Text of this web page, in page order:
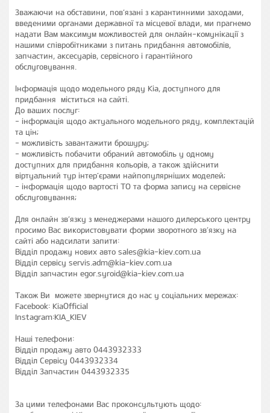
Зважаючи на обставини, пов’язані з карантинними заходами,
введеними органами державної та місцевої влади, ми прагнемо
надати Вам максимум можливостей для онлайн-комунікації з
нашими співробітниками з питань придбання автомобілів,
запчастин, аксесуарів, сервісного і гарантійного
обслуговування.
Інформація щодо модельного ряду Kia, доступного для
придбання міститься на сайті.
До ваших послуг:
- інформація щодо актуального модельного ряду, комплектацій
та цін;
- можливість завантажити брошуру;
- можливість побачити обраний автомобіль у одному
доступних для придбання кольорів, а також здійснити
віртуальний тур інтер’єрами найпопулярніших моделей;
- інформація щодо вартості ТО та форма запису на сервісне
обслуговування;
Для онлайн зв’язку з менеджерами нашого дилерського центру
просимо Вас використовувати форми зворотного зв’язку на
сайті або надсилати запити:
Відділ продажу нових авто sales@kia-kiev.com.ua
Відділ сервісу servis.adm@kia-kiev.com.ua
Відділ запчастин egor.syroid@kia-kiev.com.ua
Також Ви можете звернутися до нас у соціальних мережах:
Facebook: KiaOfficial
Instagram:KIA_KIEV
Наші телефони:
Відділ продажу авто 0443932333
Відділ Сервісу 0443932334
Відділ Запчастин 0443932335
За цими телефонами Вас проконсультують щодо: